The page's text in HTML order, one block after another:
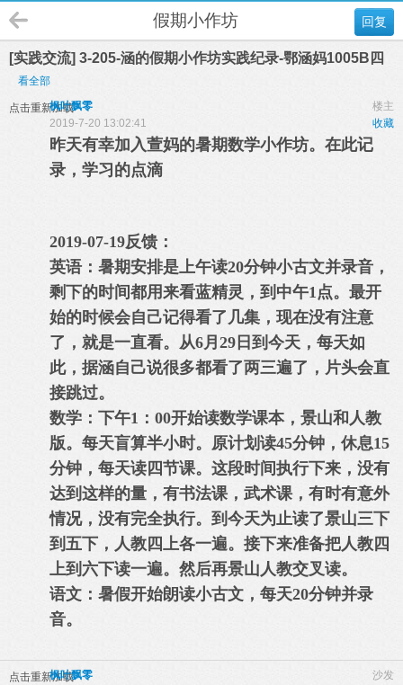
回复
假期小作坊
[实践交流] 3-205-涵的假期小作坊实践纪录-鄂涵妈1005B四
看全部
点击重新加载 楼主
枫叶飘零
收藏
2019-7-20 13:02:41
昨天有幸加入萱妈的暑期数学小作坊。在此记
录，学习的点滴
2019-07-19反馈：
英语：暑期安排是上午读20分钟小古文并录音，
剩下的时间都用来看蓝精灵，到中午1点。最开
始的时候会自己记得看了几集，现在没有注意
了，就是一直看。从6月29日到今天，每天如
此，据涵自己说很多都看了两三遍了，片头会直
接跳过。
数学：下午1：00开始读数学课本，景山和人教
版。每天盲算半小时。原计划读45分钟，休息15
分钟，每天读四节课。这段时间执行下来，没有
达到这样的量，有书法课，武术课，有时有意外
情况，没有完全执行。到今天为止读了景山三下
到五下，人教四上各一遍。接下来准备把人教四
上到六下读一遍。然后再景山人教交叉读。
语文：暑假开始朗读小古文，每天20分钟并录
音。
点击重新加载 沙发
枫叶飘零